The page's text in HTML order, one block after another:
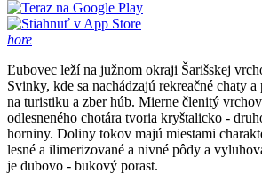
hore
Ľubovec leží na južnom okraji Šarišskej
Svinky, kde sa nachádzajú rekreačné chaty
na turistiku a zber húb. Mierne členitý
odlesneného chotára tvoria kryštalicko -
horniny. Doliny tokov majú miestami
lesné a ilimerizované a nivné pôdy a
je dubovo - bukový porast.